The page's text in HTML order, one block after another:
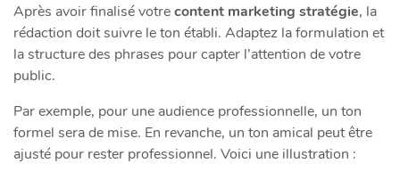
Après avoir finalisé votrecontent marketing stratégie, la
rédaction doit suivre le ton établi. Adaptez la formulation et
la structure des phrases pour capter l’attention de votre
public.
Par exemple, pour une audience professionnelle, un ton
formel sera de mise. En revanche, un ton amical peut être
ajusté pour rester professionnel. Voici une illustration :